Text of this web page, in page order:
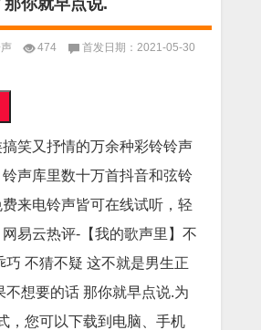
你就早点说.
474
首发日期：2021-05-30
笑又抒情的万余种彩铃铃声
声库里数十万首抖音和弦铃
来电铃声皆可在线试听，轻
易云热评-【我的歌声里】不
巧 不猜不疑 这不就是男生正
不想要的话 那你就早点说.为
，您可以下载到电脑、手机